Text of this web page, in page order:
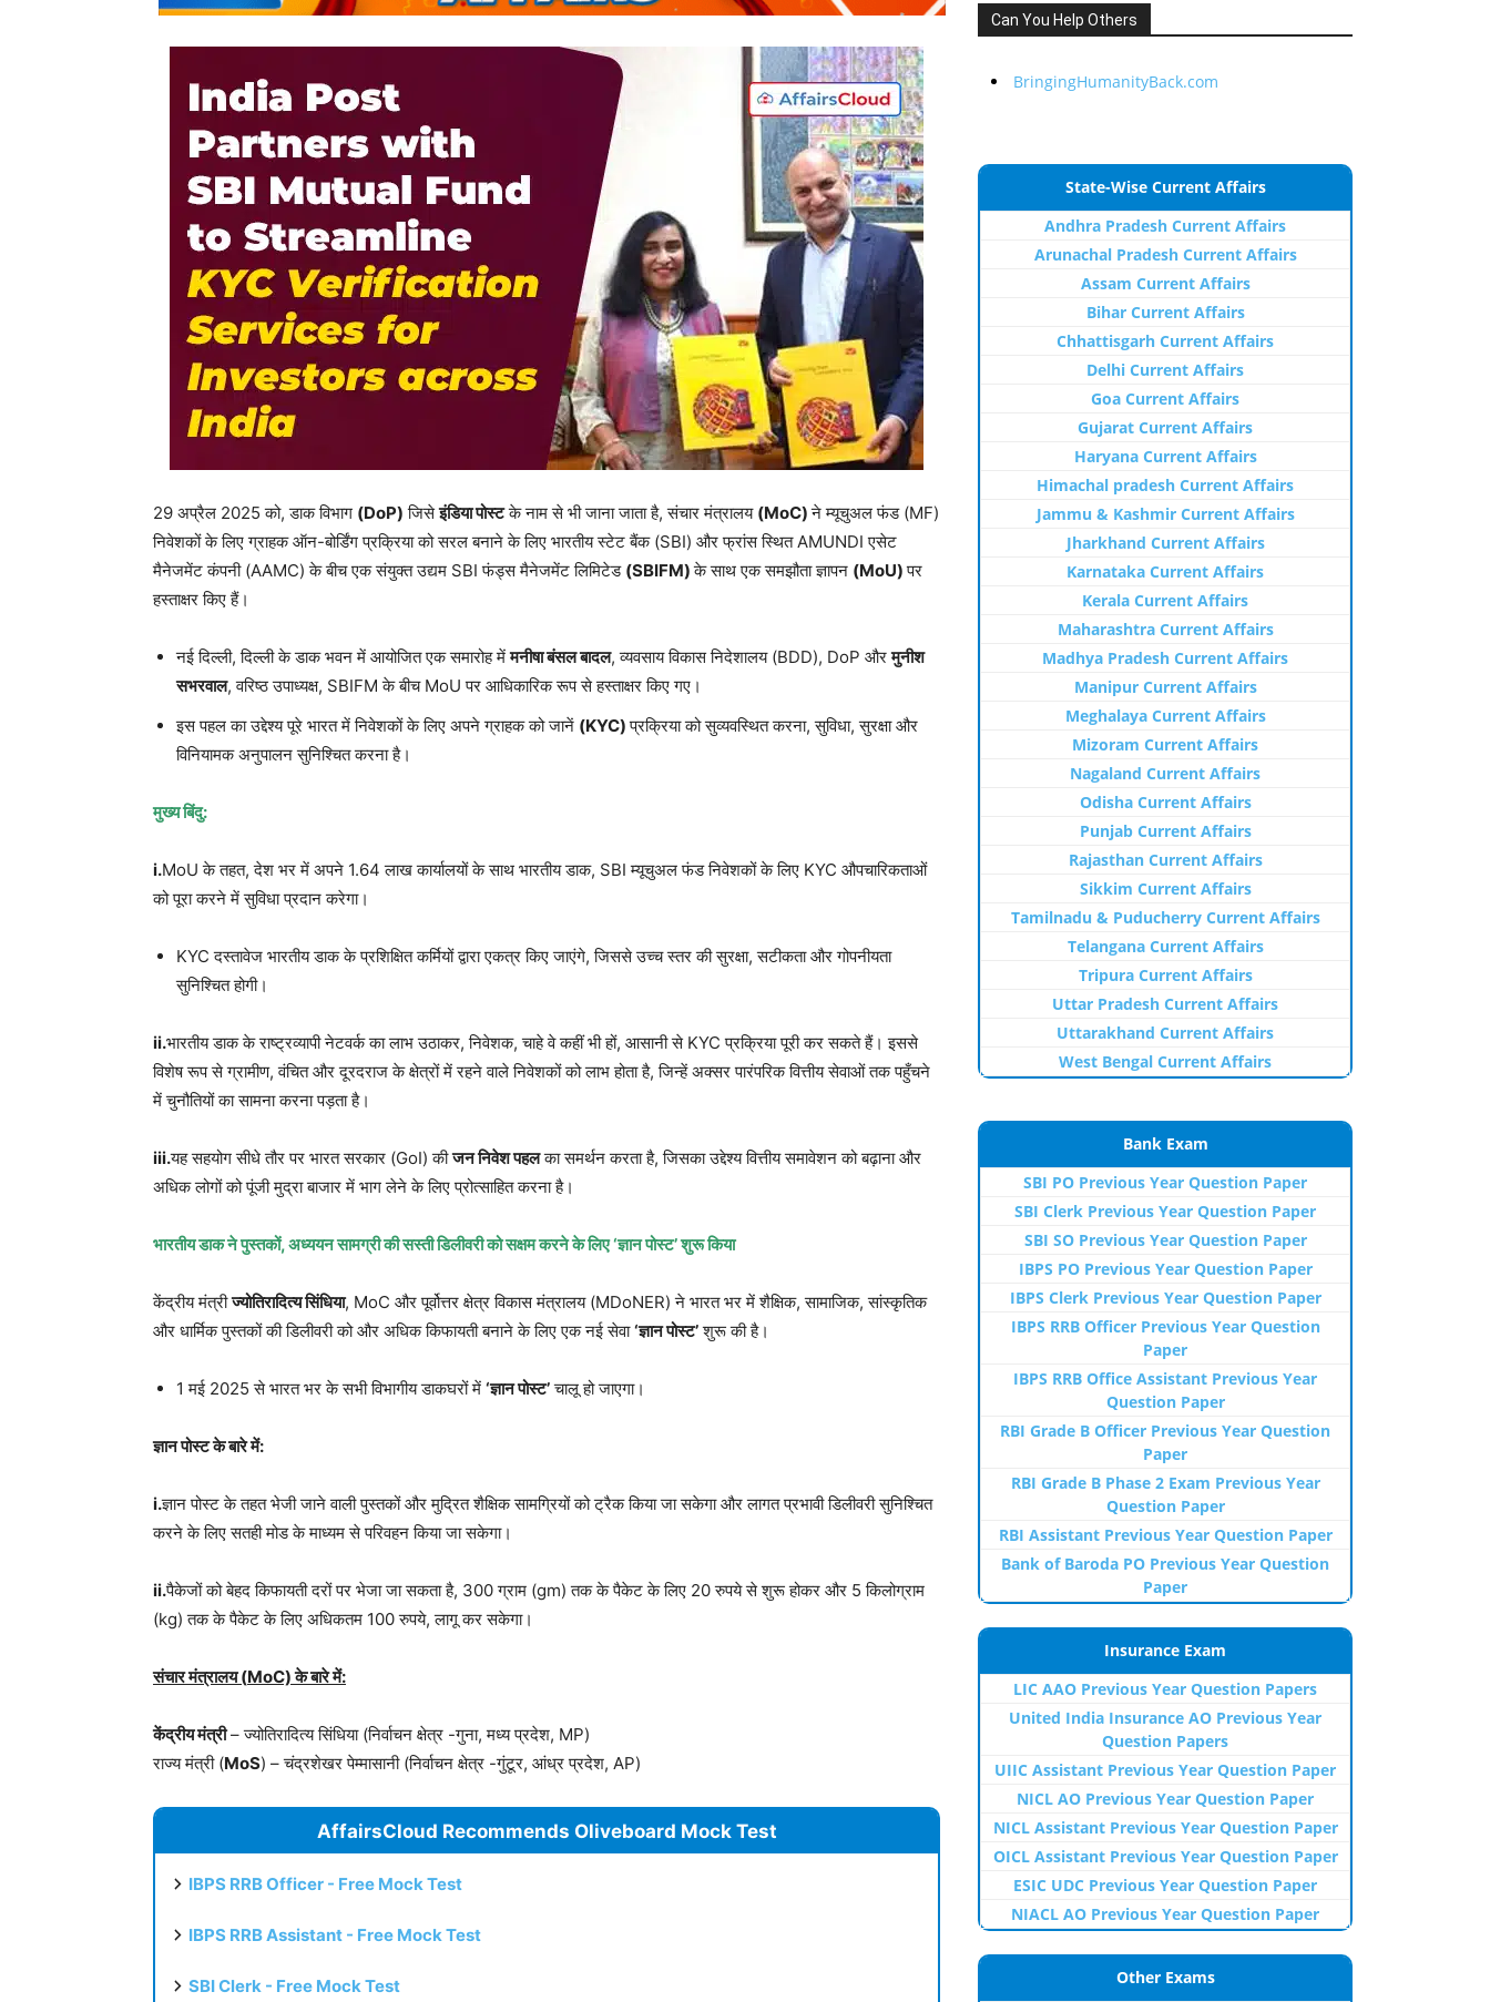
29 अप्रैल 2025 को, डाक विभाग (DoP) जिसेइंडिया पोस्टके नाम से भी जाना जाता है, संचार मंत्रालय (MoC)ने म्यूचुअल फंड (MF)
निवेशकों के लिए ग्राहक ऑन-बोर्डिंग प्रक्रिया को सरल बनाने के लिए भारतीय स्टेट बैंक (SBI) और फ्रांस स्थित AMUNDI एसेट
मैनेजमेंट कंपनी (AAMC) के बीच एक संयुक्त उद्यम SBI फंड्स मैनेजमेंट लिमिटेड (SBIFM)के साथ एक समझौता ज्ञापन (MoU)पर
हस्ताक्षर किए हैं।
नई दिल्ली, दिल्ली के डाक भवन में आयोजित एक समारोह मेंमनीषा बंसल बादल, व्यवसाय विकास निदेशालय (BDD), DoP औरमुनीश
सभरवाल, वरिष्ठ उपाध्यक्ष, SBIFM के बीच MoU पर आधिकारिक रूप से हस्ताक्षर किए गए।
इस पहल का उद्देश्य पूरे भारत में निवेशकों के लिए अपने ग्राहक को जानें (KYC)प्रक्रिया को सुव्यवस्थित करना, सुविधा, सुरक्षा और
विनियामक अनुपालन सुनिश्चित करना है।
मुख्य बिंदु:
i.MoU के तहत, देश भर में अपने 1.64 लाख कार्यालयों के साथ भारतीय डाक, SBI म्यूचुअल फंड निवेशकों के लिए KYC औपचारिकताओं
को पूरा करने में सुविधा प्रदान करेगा।
KYC दस्तावेज भारतीय डाक के प्रशिक्षित कर्मियों द्वारा एकत्र किए जाएंगे, जिससे उच्च स्तर की सुरक्षा, सटीकता और गोपनीयता
सुनिश्चित होगी।
ii.भारतीय डाक के राष्ट्रव्यापी नेटवर्क का लाभ उठाकर, निवेशक, चाहे वे कहीं भी हों, आसानी से KYC प्रक्रिया पूरी कर सकते हैं। इससे
विशेष रूप से ग्रामीण, वंचित और दूरदराज के क्षेत्रों में रहने वाले निवेशकों को लाभ होता है, जिन्हें अक्सर पारंपरिक वित्तीय सेवाओं तक पहुँचने
में चुनौतियों का सामना करना पड़ता है।
iii.यह सहयोग सीधे तौर पर भारत सरकार (GoI) कीजन निवेश पहलका समर्थन करता है, जिसका उद्देश्य वित्तीय समावेशन को बढ़ाना और
अधिक लोगों को पूंजी मुद्रा बाजार में भाग लेने के लिए प्रोत्साहित करना है।
भारतीय डाक ने पुस्तकों,अध्ययन सामग्री की सस्ती डिलीवरी को सक्षम करने के लिए‘ज्ञान पोस्ट’शुरू किया
केंद्रीय मंत्रीज्योतिरादित्य सिंधिया, MoC और पूर्वोत्तर क्षेत्र विकास मंत्रालय (MDoNER) ने भारत भर में शैक्षिक, सामाजिक, सांस्कृतिक
और धार्मिक पुस्तकों की डिलीवरी को और अधिक किफायती बनाने के लिए एक नई सेवा‘ज्ञान पोस्ट’शुरू की है।
1 मई 2025 से भारत भर के सभी विभागीय डाकघरों में ‘ज्ञान पोस्ट’चालू हो जाएगा।
ज्ञान पोस्ट के बारे में:
i.ज्ञान पोस्ट के तहत भेजी जाने वाली पुस्तकों और मुद्रित शैक्षिक सामग्रियों को ट्रैक किया जा सकेगा और लागत प्रभावी डिलीवरी सुनिश्चित
करने के लिए सतही मोड के माध्यम से परिवहन किया जा सकेगा।
ii.पैकेजों को बेहद किफायती दरों पर भेजा जा सकता है, 300 ग्राम (gm) तक के पैकेट के लिए 20 रुपये से शुरू होकर और 5 किलोग्राम
(kg) तक के पैकेट के लिए अधिकतम 100 रुपये, लागू कर सकेगा।
संचार मंत्रालय (MoC)के बारे में:
केंद्रीय मंत्री– ज्योतिरादित्य सिंधिया (निर्वाचन क्षेत्र -गुना, मध्य प्रदेश, MP)
राज्य मंत्री (MoS) – चंद्रशेखर पेम्मासानी (निर्वाचन क्षेत्र -गुंटूर, आंध्र प्रदेश, AP)
AffairsCloud Recommends Oliveboard Mock Test
IBPS RRB Officer - Free Mock Test
IBPS RRB Assistant - Free Mock Test
SBI Clerk - Free Mock Test
Can You Help Others
BringingHumanityBack.com
State-Wise Current Affairs
Andhra Pradesh Current Affairs
Arunachal Pradesh Current Affairs
Assam Current Affairs
Bihar Current Affairs
Chhattisgarh Current Affairs
Delhi Current Affairs
Goa Current Affairs
Gujarat Current Affairs
Haryana Current Affairs
Himachal pradesh Current Affairs
Jammu & Kashmir Current Affairs
Jharkhand Current Affairs
Karnataka Current Affairs
Kerala Current Affairs
Maharashtra Current Affairs
Madhya Pradesh Current Affairs
Manipur Current Affairs
Meghalaya Current Affairs
Mizoram Current Affairs
Nagaland Current Affairs
Odisha Current Affairs
Punjab Current Affairs
Rajasthan Current Affairs
Sikkim Current Affairs
Tamilnadu & Puducherry Current Affairs
Telangana Current Affairs
Tripura Current Affairs
Uttar Pradesh Current Affairs
Uttarakhand Current Affairs
West Bengal Current Affairs
Bank Exam
SBI PO Previous Year Question Paper
SBI Clerk Previous Year Question Paper
SBI SO Previous Year Question Paper
IBPS PO Previous Year Question Paper
IBPS Clerk Previous Year Question Paper
IBPS RRB Officer Previous Year Question
Paper
IBPS RRB Office Assistant Previous Year
Question Paper
RBI Grade B Officer Previous Year Question
Paper
RBI Grade B Phase 2 Exam Previous Year
Question Paper
RBI Assistant Previous Year Question Paper
Bank of Baroda PO Previous Year Question
Paper
Insurance Exam
LIC AAO Previous Year Question Papers
United India Insurance AO Previous Year
Question Papers
UIIC Assistant Previous Year Question Paper
NICL AO Previous Year Question Paper
NICL Assistant Previous Year Question Paper
OICL Assistant Previous Year Question Paper
ESIC UDC Previous Year Question Paper
NIACL AO Previous Year Question Paper
Other Exams